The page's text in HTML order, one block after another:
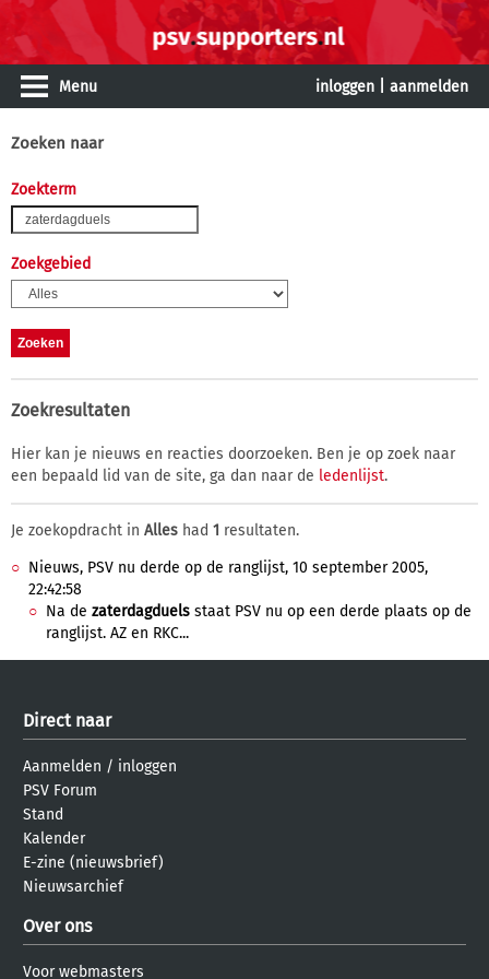
Menu inloggen aanmelden
Zoeken naar
Zoekterm
Zoekgebied
Zoekresultaten
Hier kan je nieuws en reacties doorzoeken. Ben je op zoek naar
een bepaald lid van de site, ga dan naar de ledenlijst.
Je zoekopdracht in Alles had 1 resultaten.
Nieuws, PSV nu derde op de ranglijst, 10 september 2005,
22:42:58
Na de zaterdagduels staat PSV nu op een derde plaats op de
ranglijst. AZ en RKC...
Direct naar
Aanmelden / inloggen
PSV Forum
Stand
Kalender
E-zine (nieuwsbrief)
Nieuwsarchief
Over ons
Voor webmasters